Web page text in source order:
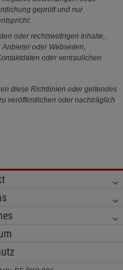
geprüft und nur
oder rechtswidrigen Inhalte,
oder Webseiten,
oder vertraulichen
diese Richtlinien oder geltendes
veröffentlichen oder nachträglich